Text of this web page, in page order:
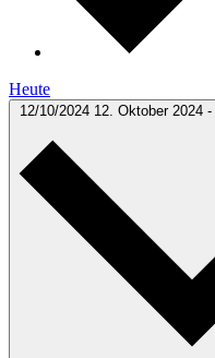
Heute
12/10/2024 12. Oktober 2024 -